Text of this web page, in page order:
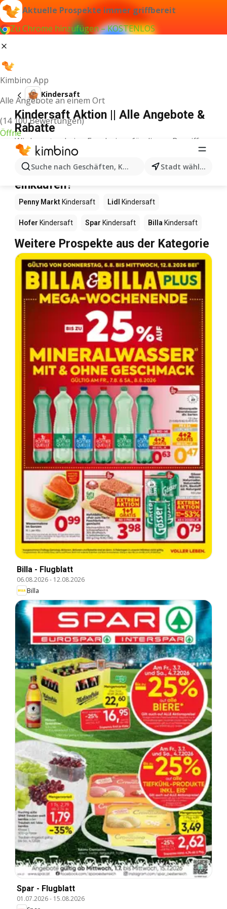
Aktuelle Prospekte immer griffbereit
Zu Chrome hinzufügen – KOSTENLOS
Kimbino App
Alle Angebote an einem Ort
(14 100 Bewertungen)
Öffne
Suche nach Geschäften, Kategorien, Produkten...
Stadt wählen
Kindersaft
Kindersaft Aktion || Alle Angebote &
Rabatte
Wir konnten keine Ergebnisse für diesen Begriff
finden.
Kindersaft im Angebot – Wo
einkaufen?
Penny Markt Kindersaft Lidl Kindersaft
Hofer Kindersaft Spar Kindersaft Billa Kindersaft
Weitere Prospekte aus der Kategorie
Billa - Flugblatt
06.08.2026- 12.08.2026
Billa
Spar - Flugblatt
01.07.2026- 15.08.2026